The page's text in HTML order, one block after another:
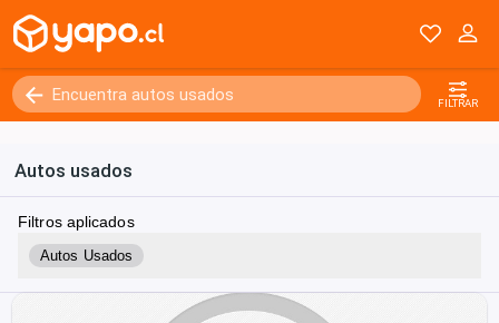
FILTRAR
Autos usados
Filtros aplicados
Autos Usados